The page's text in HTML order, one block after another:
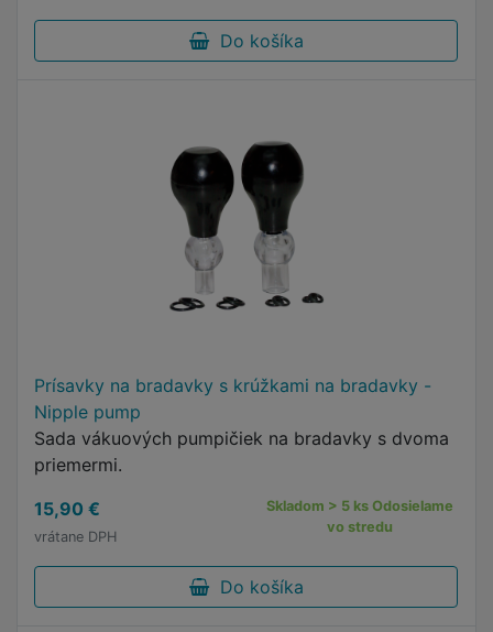
Do košíka
Prísavky na bradavky s krúžkami na bradavky -
Nipple pump
Sada vákuových pumpičiek na bradavky s dvoma
priemermi.
15,90 €
vrátane DPH
Skladom > 5 ks Odosielame
vo stredu
Do košíka